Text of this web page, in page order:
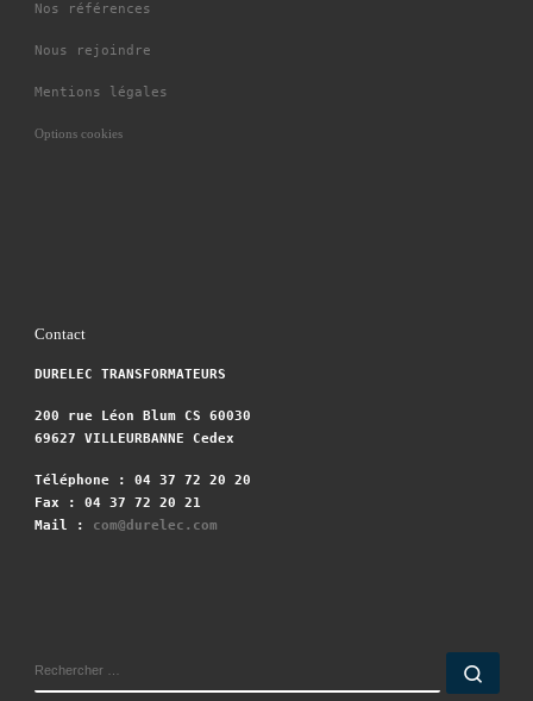
Nos références
Nous rejoindre
Mentions légales
Options cookies
Contact
DURELEC TRANSFORMATEURS
200 rue Léon Blum CS 60030
69627 VILLEURBANNE Cedex
Téléphone : 04 37 72 20 20
Fax : 04 37 72 20 21
Mail :
com@durelec.com